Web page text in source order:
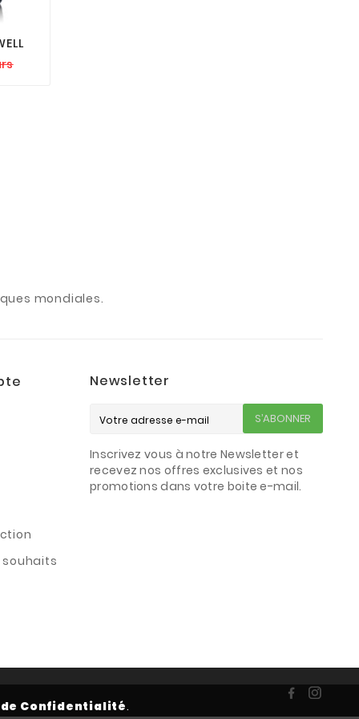
Confidentialité.
mondiales.
souhaits
Newsletter
S’ABONNER
Inscrivez vous à notre Newsletter et
recevez nos offres exclusives et nos
promotions dans votre boite e-mail.